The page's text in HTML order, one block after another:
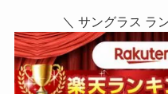
＼ サングラス ラ